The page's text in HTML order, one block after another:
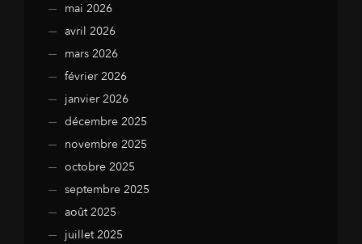
mai 2026
avril 2026
mars 2026
février 2026
janvier 2026
décembre 2025
novembre 2025
octobre 2025
septembre 2025
août 2025
juillet 2025